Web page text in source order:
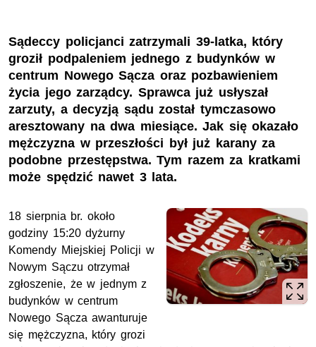
Sądeccy policjanci zatrzymali 39-latka, który
groził podpaleniem jednego z budynków w
centrum Nowego Sącza oraz pozbawieniem
życia jego zarządcy. Sprawca już usłyszał
zarzuty, a decyzją sądu został tymczasowo
aresztowany na dwa miesiące. Jak się okazało
mężczyzna w przeszłości był już karany za
podobne przestępstwa. Tym razem za kratkami
może spędzić nawet 3 lata.
18 sierpnia br. około
godziny 15:20 dyżurny
Komendy Miejskiej Policji w
Nowym Sączu otrzymał
zgłoszenie, że w jednym z
budynków w centrum
Nowego Sącza awanturuje
się mężczyzna, który grozi